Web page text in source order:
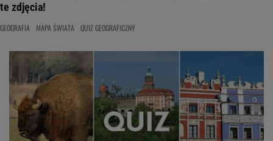
te zdjęcia!
GEOGRAFIA MAPA ŚWIATA QUIZ GEOGRAFICZNY